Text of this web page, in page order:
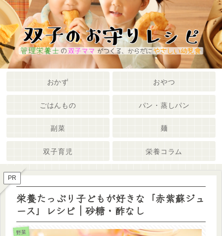
おかず おやつ
ごはんもの パン・蒸しパン
副菜 麺
双子育児 栄養コラム
PR
栄養たっぷり子どもが好きな「赤紫蘇ジュ
ース」レシピ｜砂糖・酢なし
野菜
メニュー 検索